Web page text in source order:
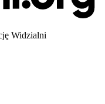
Widzialni